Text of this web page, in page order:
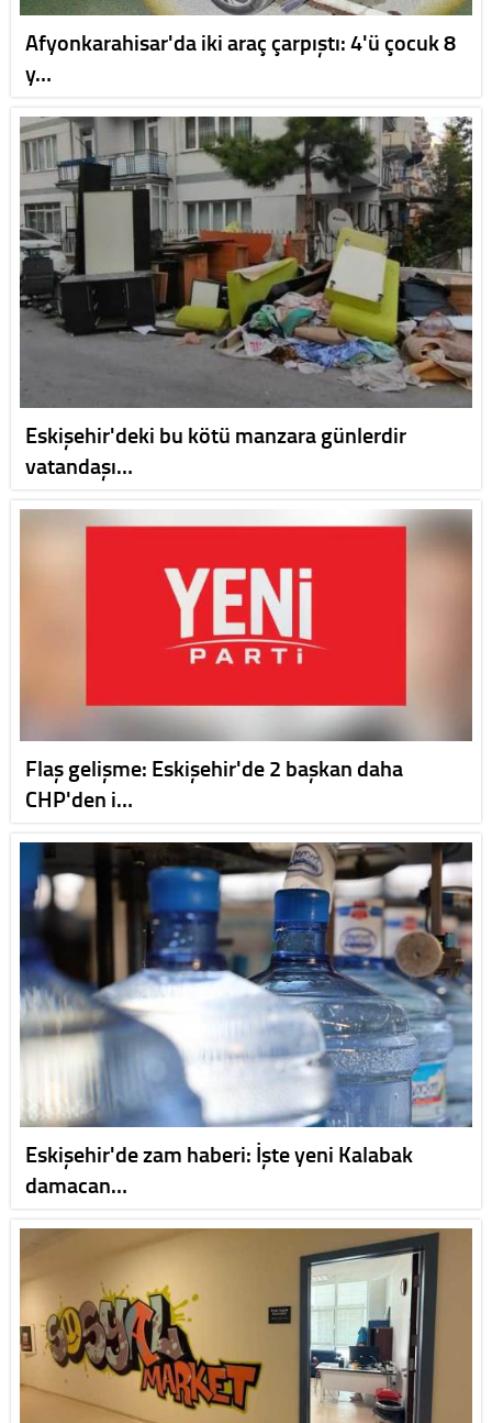
Afyonkarahisar'da iki araç çarpıştı: 4'ü çocuk 8
y…
Eskişehir'deki bu kötü manzara günlerdir
vatandaşı…
Flaş gelişme: Eskişehir'de 2 başkan daha
CHP'den i…
Eskişehir'de zam haberi: İşte yeni Kalabak
damacan…